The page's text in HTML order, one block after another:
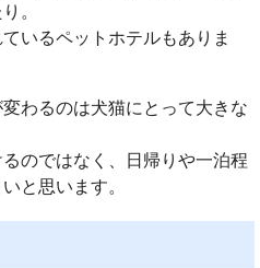
。
いるペットホテルもありま
わるのは犬猫にとって大きな
のではなく、日帰りや一泊程
と思います。